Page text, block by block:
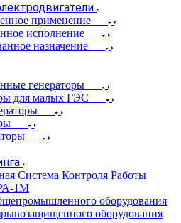
применение
исполнение
назначение
генераторы
для малых ГЭС
Система Контроля Работы
1М
оборудования
оборудования